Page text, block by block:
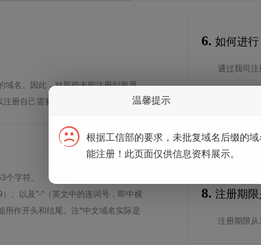
域名。因此，对那些未能注册到所愿
册自己需要的域名。
个字符。
、以及"-"（英文中的连词号，即中横
用作开头和结尾。注*中文域名实际是
6. 如何进行
通过我司注
谁可以
想了解.bz
8. 注册期限
注册期限从
温馨提示
根据工信部的要求，未批复域名后缀的域
能注册！此页面仅供信息资料展示。